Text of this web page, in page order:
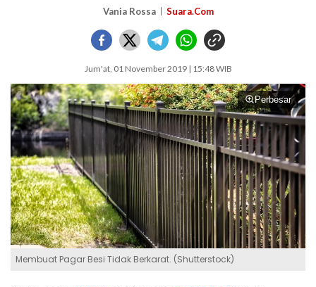
Vania Rossa Suara.Com
Jum'at, 01 November 2019 | 15:48 WIB
Perbesar
Membuat Pagar Besi Tidak Berkarat. (Shutterstock)